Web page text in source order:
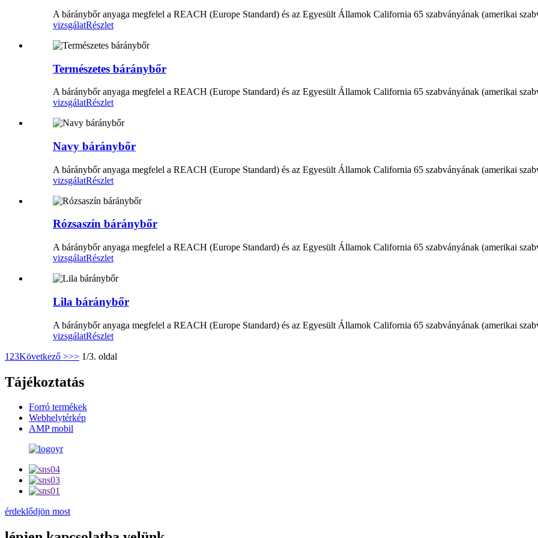
A báránybőr anyaga megfelel a REACH (Europe Standard) és az Egyesült Államok California 65 szabványának (amerikai
vizsgálatRészlet
Természetes báránybőr
A báránybőr anyaga megfelel a REACH (Europe Standard) és az Egyesült Államok California 65 szabványának (amerikai
vizsgálatRészlet
Navy báránybőr
A báránybőr anyaga megfelel a REACH (Europe Standard) és az Egyesült Államok California 65 szabványának (amerikai
vizsgálatRészlet
Rózsaszín báránybőr
A báránybőr anyaga megfelel a REACH (Europe Standard) és az Egyesült Államok California 65 szabványának (amerikai
vizsgálatRészlet
Lila báránybőr
A báránybőr anyaga megfelel a REACH (Europe Standard) és az Egyesült Államok California 65 szabványának (amerikai
vizsgálatRészlet
1 23Következő >>> 1/3. oldal
Tájékoztatás
Forró termékek
Webhelytérkép
AMP mobil
érdeklődjön most